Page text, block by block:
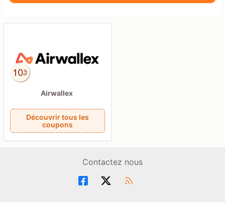
Airwallex
Découvrir tous les
coupons
Contactez nous